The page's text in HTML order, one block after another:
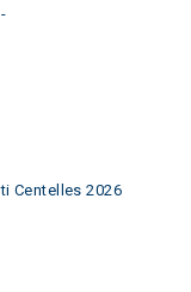
Centelles 2026